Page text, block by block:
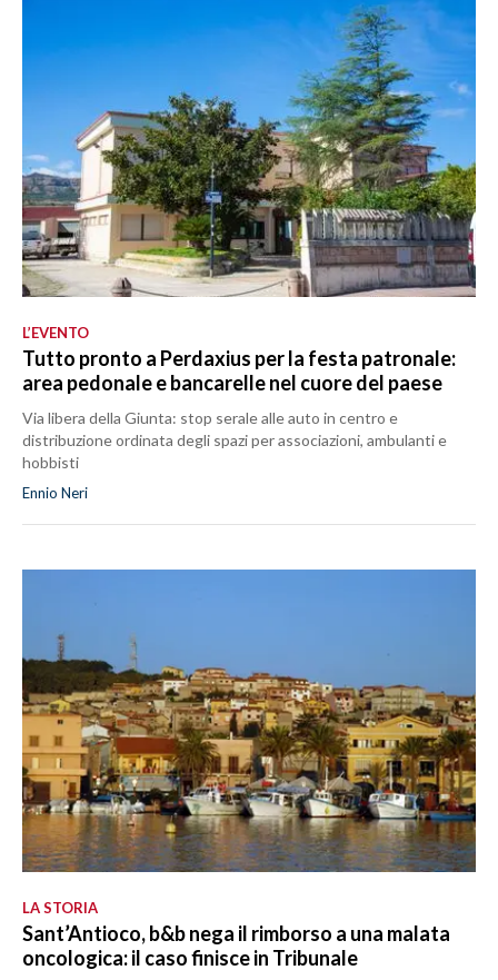
L’EVENTO
Tutto pronto a Perdaxius per la festa patronale:
area pedonale e bancarelle nel cuore del paese
Via libera della Giunta: stop serale alle auto in centro e
distribuzione ordinata degli spazi per associazioni, ambulanti e
hobbisti
Ennio Neri
LA STORIA
Sant’Antioco, b&b nega il rimborso a una malata
oncologica: il caso finisce in Tribunale